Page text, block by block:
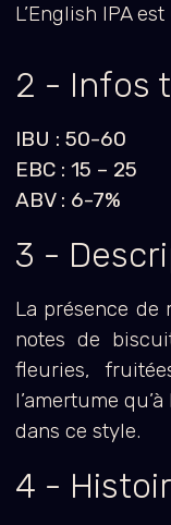
L’English IPA
2 - Infos
IBU : 50-60
EBC : 15 – 25
ABV : 6-7%
3 -
La présence de
notes de
fleuries,
l’amertume
dans ce style.
4 -